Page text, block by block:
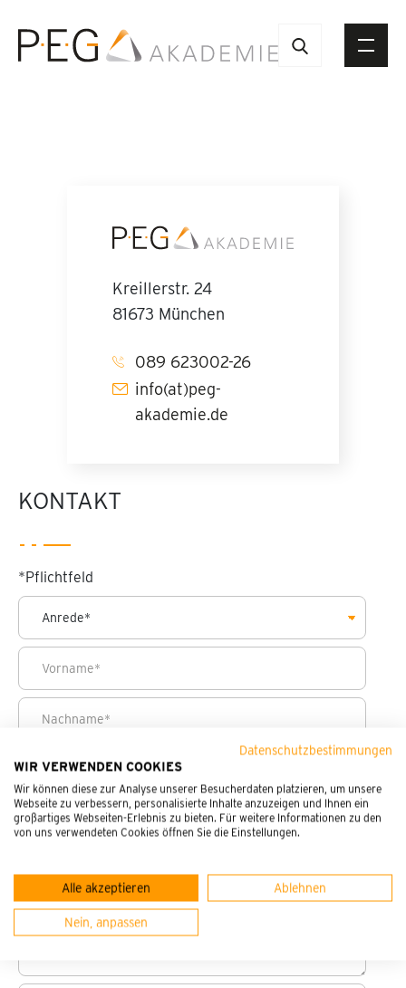
Datenschutzbestimmungen
WIR VERWENDEN COOKIES
Wir können diese zur Analyse unserer Besucherdaten platzieren, um unsere
Webseite zu verbessern, personalisierte Inhalte anzuzeigen und Ihnen ein
großartiges Webseiten-Erlebnis zu bieten. Für weitere Informationen zu den
von uns verwendeten Cookies öffnen Sie die Einstellungen.
Alle akzeptieren Ablehnen
Nein, anpassen
KONTAKT
*Pflichtfeld
Kreillerstr. 24
81673 München
089 623002-26
info(at)peg-
akademie.de